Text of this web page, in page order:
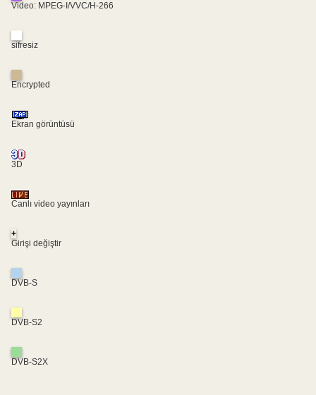
Video: MPEG-I/VVC/H-266
sifresiz
Encrypted
Ekran görüntüsü
3D
Canlı video yayınları
+
Girişi değiştir
DVB-S
DVB-S2
DVB-S2X